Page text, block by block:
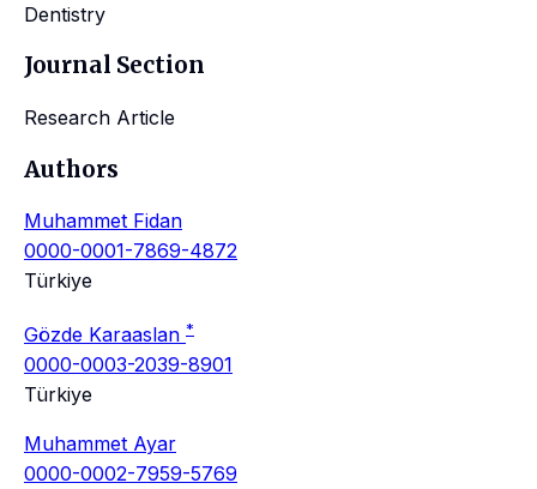
Dentistry
Journal Section
Research Article
Authors
Muhammet Fidan
0000-0001-7869-4872
Türkiye
Gözde Karaaslan *
0000-0003-2039-8901
Türkiye
Muhammet Ayar
0000-0002-7959-5769